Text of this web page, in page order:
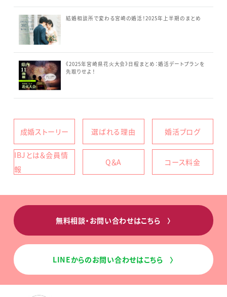
結婚相談所で変わる宮崎の婚活！2025年上半期のまとめ
《2025年宮崎県花火大会》日程まとめ：婚活デートプランを
先取りせよ！
成婚ストーリー 選ばれる理由 婚活ブログ
IBJとは＆会員情
報
Q＆A コース料金
無料相談・お問い合わせはこちら〉
LINEからのお問い合わせはこちら〉